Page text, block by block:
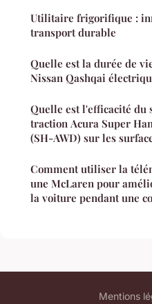
Utilitaire frigorifique :
transport durable
Quelle est la durée de
Nissan Qashqai
Quelle est l'efficacité du
traction Acura Super
(SH-AWD) sur les
Comment utiliser la
une McLaren pour
la voiture pendant une
Mentions